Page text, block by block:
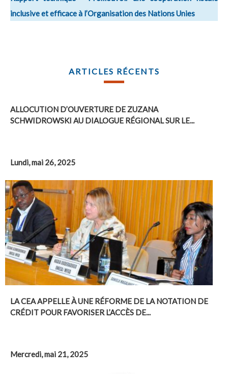
inclusive et efficace à l’Organisation des Nations Unies
ARTICLES RÉCENTS
ALLOCUTION D’OUVERTURE DE ZUZANA
SCHWIDROWSKI AU DIALOGUE RÉGIONAL SUR LE...
Lundi, mai 26, 2025
LA CEA APPELLE À UNE RÉFORME DE LA NOTATION DE
CRÉDIT POUR FAVORISER L’ACCÈS DE...
Mercredi, mai 21, 2025